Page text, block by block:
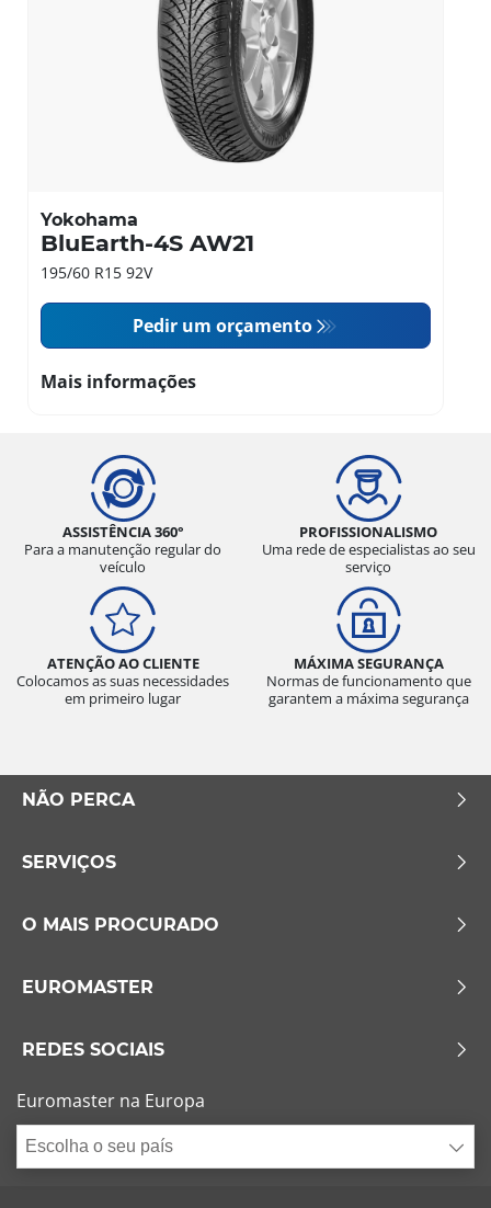
Yokohama
BluEarth-4S AW21
195/60 R15 92V
Pedir um orçamento
Mais informações
ASSISTÊNCIA 360°
Para a manutenção regular do
veículo
PROFISSIONALISMO
Uma rede de especialistas ao seu
serviço
ATENÇÃO AO CLIENTE
Colocamos as suas necessidades
em primeiro lugar
MÁXIMA SEGURANÇA
Normas de funcionamento que
garantem a máxima segurança
NÃO PERCA
SERVIÇOS
O MAIS PROCURADO
EUROMASTER
REDES SOCIAIS
Euromaster na Europa
Escolha o seu país